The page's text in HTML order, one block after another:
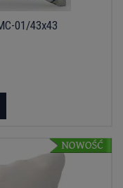
01/43x43